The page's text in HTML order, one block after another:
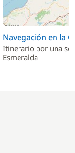
Navegación en la
Itinerario por una
Esmeralda